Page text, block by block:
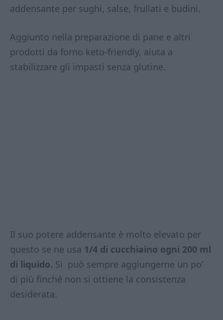
addensante per sughi, salse, frullati e budini.
Aggiunto nella preparazione di pane e altri
prodotti da forno keto-friendly, aiuta a
stabilizzare gli impasti senza glutine.
Il suo potere addensante è molto elevato per
questo se ne usa 1/4 di cucchiaino ogni 200 ml
di liquido. Si può sempre aggiungerne un po’
di più finché non si ottiene la consistenza
desiderata.